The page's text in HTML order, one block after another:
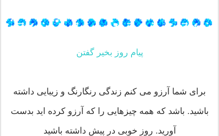
پیام روز بخیر گفتن
برای شما آرزو می کنم زندگی رنگارنگ و زیبایی داشته
باشید. باشد که همه چیزهایی را که آرزو کرده اید بدست
آورید. روز خوبی در پیش داشته باشید